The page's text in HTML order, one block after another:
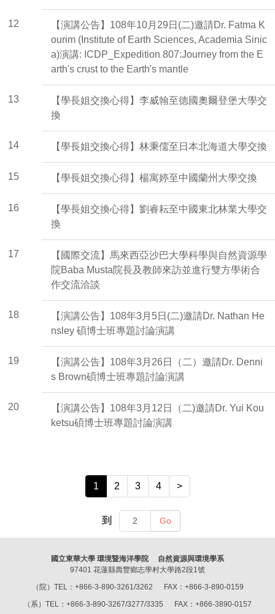
12
【演講公告】108年10月29日(二)邀請Dr. Fatma K
ourim (Institute of Earth Sciences, Academia Sinic
a)演講: ICDP_Expedition 807:Journey from the E
arth's crust to the Earth's mantle
13
【學長姐交換心得】李威翰至德國奧爾登堡大學交
換
14 【學長姐交換心得】林秉儒至日本北海道大學交換
15 【學長姐交換心得】楊寓婷至中國蘭州大學交換
16
【學長姐交換心得】劉睿耘至中國東北林業大學交
換
17
【國際交流】馬來西亞沙巴大學科學與自然資源學
院Baba Musta院長及教師來訪並進行雙方學術合
作交流洽談
18
【演講公告】108年3月5日(二)邀請Dr. Nathan He
nsley 碩博士班專題討論演講
19
【演講公告】108年3月26日（二）邀請Dr. Denni
s Brown碩博士班專題討論演講
20
【演講公告】108年3月12日（二)邀請Dr. Yui Kou
ketsu碩博士班專題討論演講
1 2 3 4 >
到 Go
國立東華大學 環境暨海洋學院 自然資源與環境學系
97401 花蓮縣壽豐鄉志學村大學路2段1號
（院）TEL：+866-3-890-3261/3262 FAX：+866-3-890-0159
（系）TEL：+866-3-890-3267/3277/3335 FAX：+866-3890-0157